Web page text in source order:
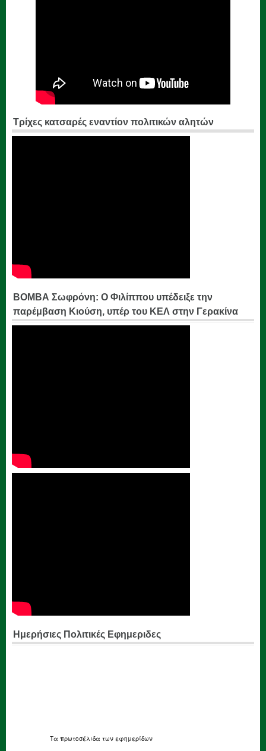
Τρίχες κατσαρές εναντίον πολιτικών αλητών
ΒΟΜΒΑ Σωφρόνη: Ο Φιλίππου υπέδειξε την
παρέμβαση Κιούση, υπέρ του ΚΕΛ στην Γερακίνα
Ημερήσιες Πολιτικές Εφημεριδες
Τα πρωτοσέλιδα των εφημερίδων